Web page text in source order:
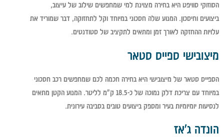
הסוזוקי סוויפט היא בחירה מצוינת למי שמחפשים שילוב של עיצוב,
ביצועים וחיסכון. המנוע שלה חסכוני במיוחד וקל לתחזוקה, דבר שמוריד את
עלויות ההחזקה לאורך זמן ומתאים לתקציב של סטודנטים.
מיצובישי ספייס סטאר
הספייס סטאר של מיצובישי היא בחירה חכמה לכם שמחפשים רכב חסכוני
במיוחד עם צריכת דלק נמוכה של כ-18.5 ק"מ לליטר. המנוע הקטן מתאים
לנסיעות יומיומיות בעיר ומספק ביצועים טובים בסביבה עירונית.
הונדה ג'אז